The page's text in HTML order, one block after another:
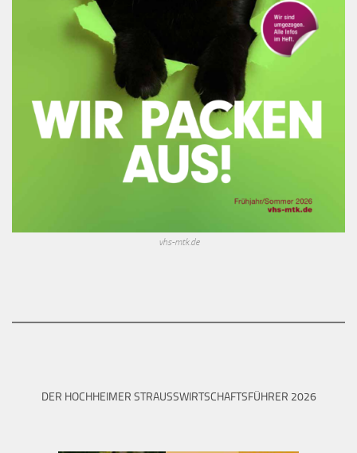
vhs-mtk.de
DER HOCHHEIMER STRAUSSWIRTSCHAFTSFÜHRER 2026